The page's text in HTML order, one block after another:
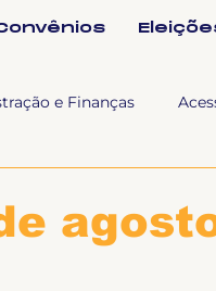
e Finanças